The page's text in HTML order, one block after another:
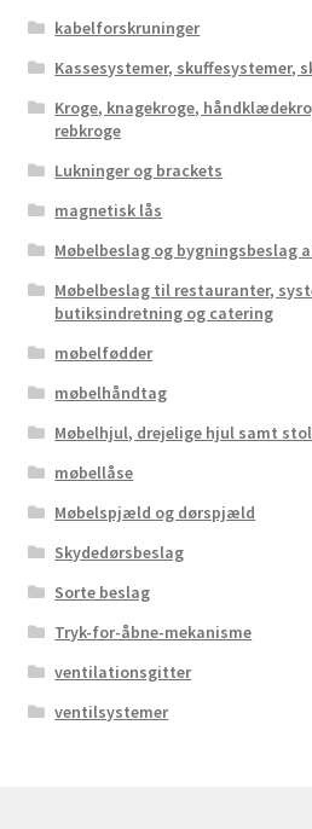
kabelforskruninger
Kassesystemer, skuffesystemer,
Kroge, knagekroge,
rebkroge
Lukninger og brackets
magnetisk lås
Møbelbeslag og bygningsbeslag
Møbelbeslag til restauranter,
butiksindretning og catering
møbelfødder
møbelhåndtag
Møbelhjul, drejelige hjul samt
møbellåse
Møbelspjæld og dørspjæld
Skydedørsbeslag
Sorte beslag
Tryk-for-åbne-mekanisme
ventilationsgitter
ventilsystemer